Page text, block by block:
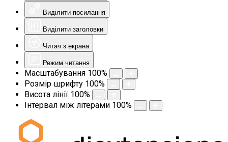
Виділити посилання
Виділити заголовки
Читач з екрана
Режим читання
Масштабування 100%
Розмір шрифту 100%
Висота лінії 100%
Інтервал між літерами 100%